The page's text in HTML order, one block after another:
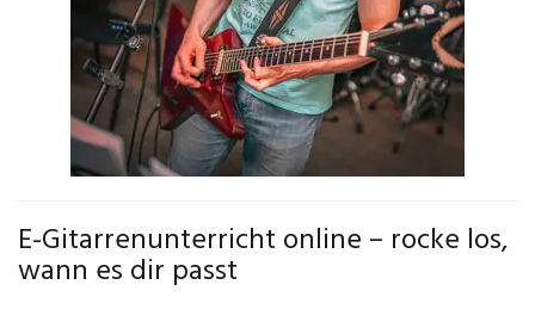
E-Gitarrenunterricht online – rocke los,
wann es dir passt